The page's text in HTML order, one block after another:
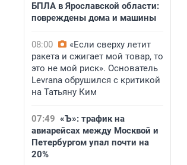
БПЛА в Ярославской области:
повреждены дома и машины
08:00
«Если сверху летит
ракета и сжигает мой товар, то
это не мой риск». Основатель
Levrana обрушился с критикой
на Татьяну Ким
07:49 «Ъ»: трафик на
авиарейсах между Москвой и
Петербургом упал почти на
20%